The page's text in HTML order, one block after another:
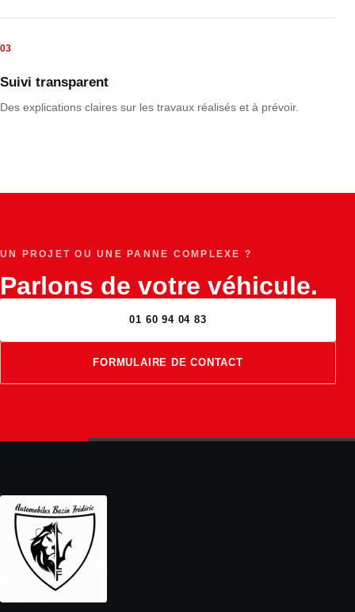
03
Suivi transparent
Des explications claires sur les travaux réalisés et à prévoir.
UN PROJET OU UNE PANNE COMPLEXE ?
Parlons de votre véhicule.
01 60 94 04 83
FORMULAIRE DE CONTACT